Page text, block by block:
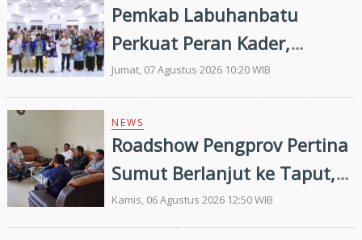
Pemkab Labuhanbatu
Perkuat Peran Kader,
Efektivitas Penurunan
Stunting Masih Menjadi
Tantangan Bersama
Jumat, 07 Agustus 2026 10:20 WIB
NEWS
Roadshow Pengprov Pertina
Sumut Berlanjut ke Taput,
Pengkab Siap Dukung
Pembinaan dan Targetkan
Kamis, 06 Agustus 2026 12:50 WIB